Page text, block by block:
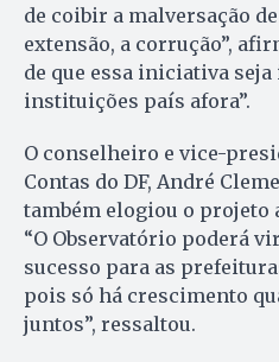
de coibir a malversação
extensão, a corrução”,
de que essa iniciativa
instituições país afora”.
O conselheiro e vice-
Contas do DF, André
também elogiou o projeto
“O Observatório poderá
sucesso para as
pois só há crescimento
juntos”, ressaltou.